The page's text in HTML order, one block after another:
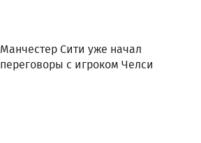
Манчестер Сити уже начал
переговоры с игроком Челси